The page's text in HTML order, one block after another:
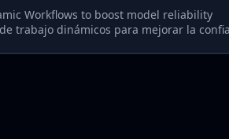
Workflows to boost model reliability
trabajo dinámicos para mejorar la